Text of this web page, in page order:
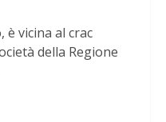
è vicina al crac
della Regione